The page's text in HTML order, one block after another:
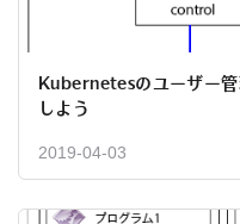
Kubernetesのユーザー
しよう
2019-04-03